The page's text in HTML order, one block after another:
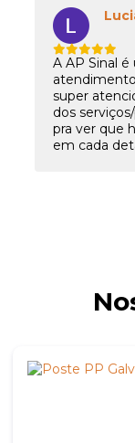
A AP Sinal
super
dos
pra ver que
em cada